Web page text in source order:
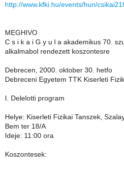
http://www.kfki.hu/events/hun/
MEGHIVO
C s i k a i G y u l a akademikus 70.
alkalmabol rendezett koszontesre
Debrecen, 2000. oktober 30. hetfo
Debreceni Egyetem TTK Kiserleti
I. Delelotti program
Helye: Kiserleti Fizikai Tanszek,
Bem ter 18/A
Ideje: 11:00 ora
Koszontesek: